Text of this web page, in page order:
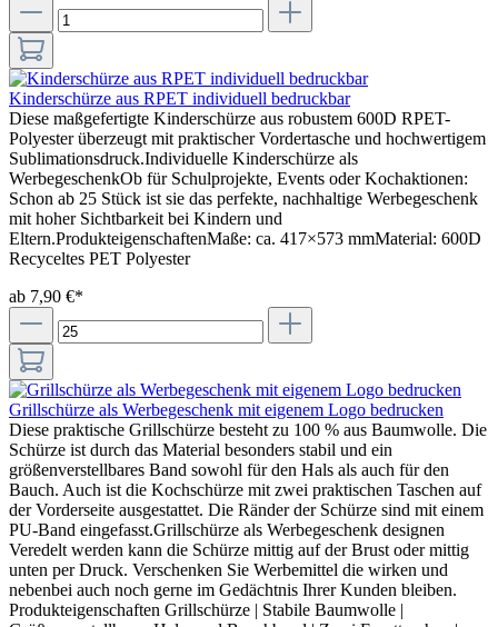
Kinderschürze aus RPET individuell bedruckbar
Diese maßgefertigte Kinderschürze aus robustem 600D RPET-
Polyester überzeugt mit praktischer Vordertasche und hochwertigem
Sublimationsdruck.Individuelle Kinderschürze als
WerbegeschenkOb für Schulprojekte, Events oder Kochaktionen:
Schon ab 25 Stück ist sie das perfekte, nachhaltige Werbegeschenk
mit hoher Sichtbarkeit bei Kindern und
Eltern.ProdukteigenschaftenMaße: ca. 417×573 mmMaterial: 600D
Recyceltes PET Polyester
ab 7,90 €*
Grillschürze als Werbegeschenk mit eigenem Logo bedrucken
Diese praktische Grillschürze besteht zu 100 % aus Baumwolle. Die
Schürze ist durch das Material besonders stabil und ein
größenverstellbares Band sowohl für den Hals als auch für den
Bauch. Auch ist die Kochschürze mit zwei praktischen Taschen auf
der Vorderseite ausgestattet. Die Ränder der Schürze sind mit einem
PU-Band eingefasst.Grillschürze als Werbegeschenk designen
Veredelt werden kann die Schürze mittig auf der Brust oder mittig
unten per Druck. Verschenken Sie Werbemittel die wirken und
nebenbei auch noch gerne im Gedächtnis Ihrer Kunden bleiben.
Produkteigenschaften Grillschürze | Stabile Baumwolle |